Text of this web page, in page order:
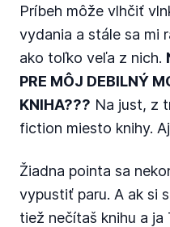
Príbeh môže vlhčiť
vydania a stále sa mi
ako toľko veľa z nich.
PRE MÔJ DEBILNÝ
KNIHA??? Na just, z
fiction miesto knihy.
Žiadna pointa sa
vypustiť paru. A ak si
tiež nečítaš knihu a ja